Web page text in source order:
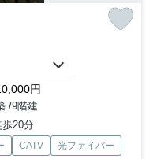
円
/9階建
20分
CATV
光ファイバー